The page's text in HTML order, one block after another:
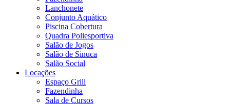
Lanchonete
Conjunto Aquático
Piscina Cobertura
Quadra Poliesportiva
Salão de Jogos
Salão de Sinuca
Salão Social
Locações
Espaço Grill
Fazendinha
Sala de Cursos